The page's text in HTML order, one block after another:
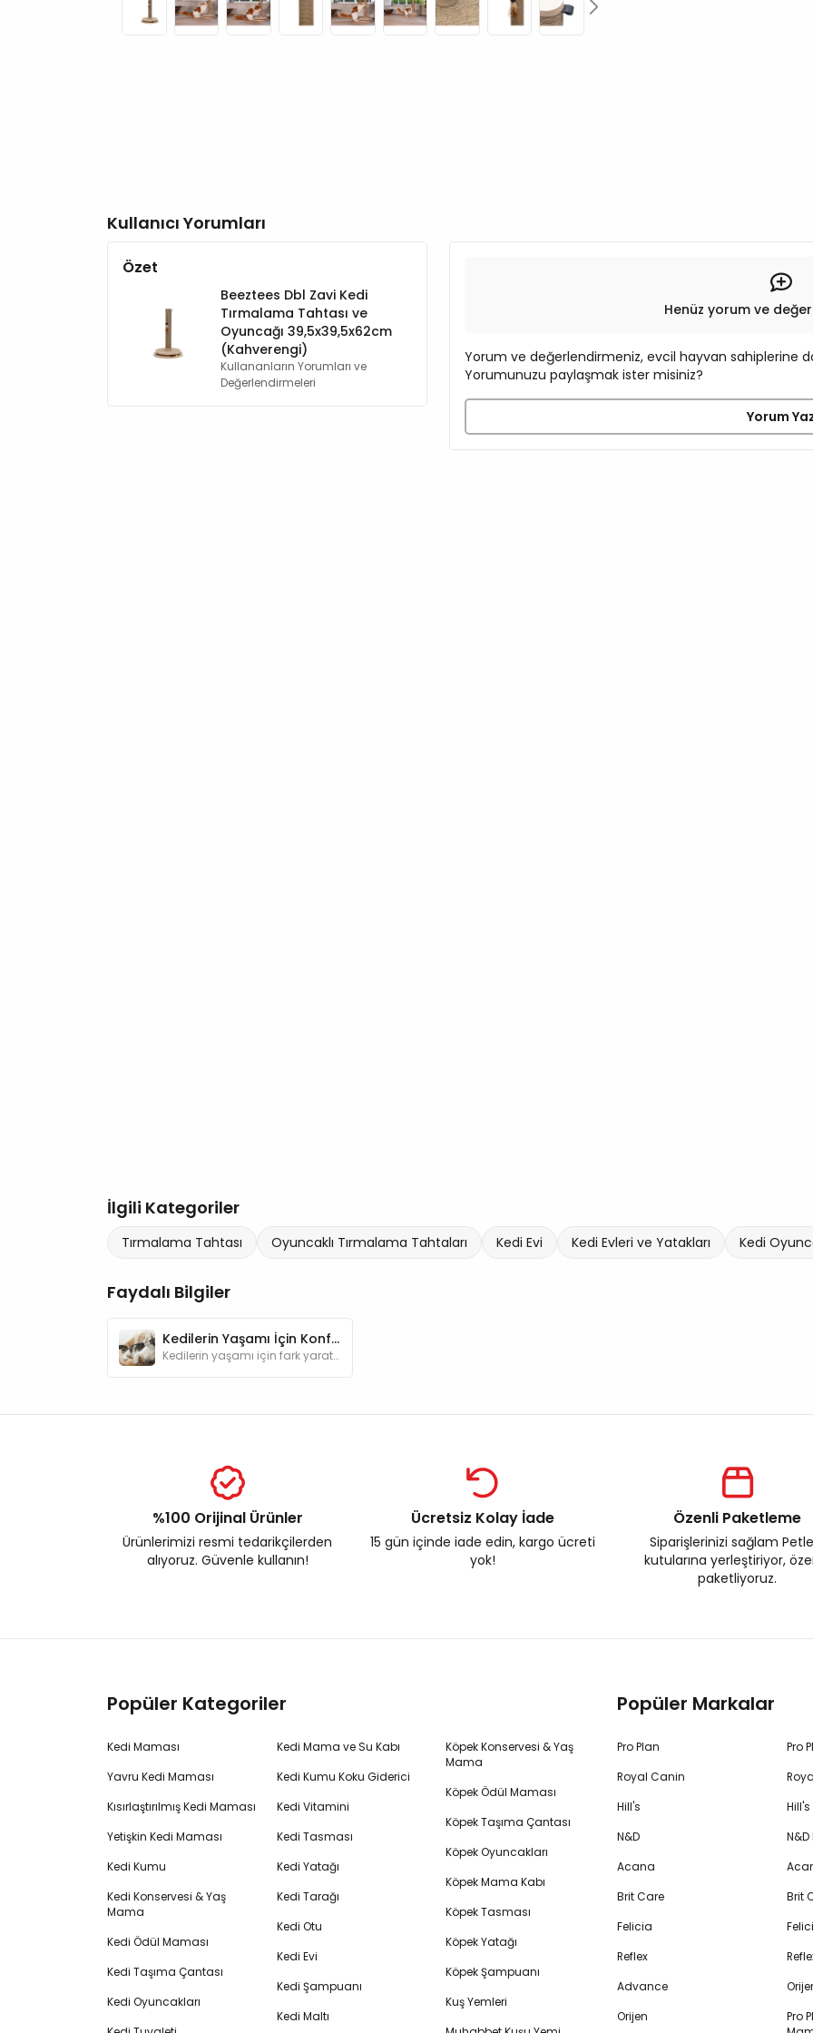
Kullanıcı Yorumları
Özet
Beeztees Dbl Zavi Kedi
Tırmalama Tahtası ve
Oyuncağı 39,5x39,5x62cm
(Kahverengi)
Kullananların Yorumları ve
Değerlendirmeleri
Henüz yorum ve
Yorum ve değerlendirmeniz, evcil hayvan sahiplerine
Yorumunuzu paylaşmak ister misiniz?
Yorum
İlgili Kategoriler
Tırmalama Tahtası Oyuncaklı Tırmalama Tahtaları Kedi Evi Kedi Evleri ve Yatakları Kedi
Faydalı Bilgiler
Kedilerin Yaşamı İçin Konfor Sunan Ürünler
Kedilerin yaşamı için fark yaratan kedi ürünleri hakkında hazırladığımız bu yazımızda kedileri mutlu edebilecek öneriler bulabilirsiniz.
%100 Orijinal Ürünler
Ürünlerimizi resmi tedarikçilerden
alıyoruz. Güvenle kullanın!
Ücretsiz Kolay İade
15 gün içinde iade edin, kargo ücreti
yok!
Özenli Paketleme
Siparişlerinizi sağlam
kutularına yerleştiriyor,
paketliyoruz.
Popüler Kategoriler
Kedi Maması
Yavru Kedi Maması
Kısırlaştırılmış Kedi Maması
Yetişkin Kedi Maması
Kedi Kumu
Kedi Konservesi & Yaş
Mama
Kedi Ödül Maması
Kedi Taşıma Çantası
Kedi Oyuncakları
Kedi Mama ve Su Kabı
Kedi Kumu Koku Giderici
Kedi Vitamini
Kedi Tasması
Kedi Yatağı
Kedi Tarağı
Kedi Otu
Kedi Evi
Kedi Şampuanı
Kedi Maltı
Köpek Konservesi & Yaş
Mama
Köpek Ödül Maması
Köpek Taşıma Çantası
Köpek Oyuncakları
Köpek Mama Kabı
Köpek Tasması
Köpek Yatağı
Köpek Şampuanı
Kuş Yemleri
Popüler Markalar
Pro Plan
Royal Canin
Hill's
N&D
Acana
Brit Care
Felicia
Reflex
Advance
Orijen
Pro
Brit
Pro